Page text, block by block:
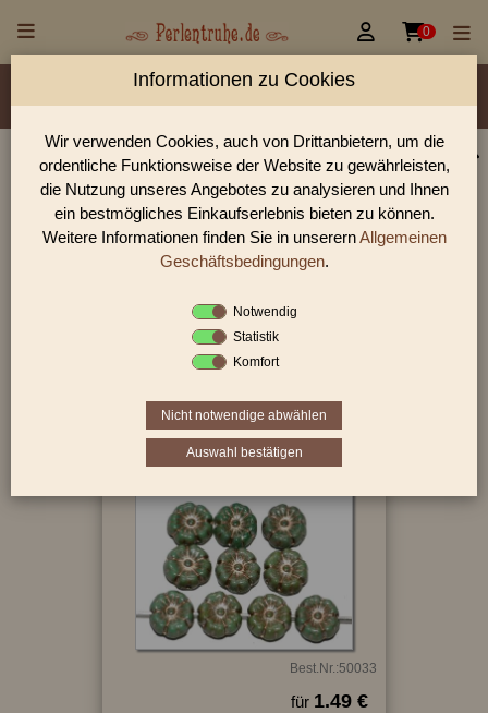
 0
Material/Glassorte Sorte/Form Farbe
Größen
Lochdurchmesser
Perlen Shop für gedrückte Perlen Blüten & Blätter
In unserem Perlen Shop finden sie zahlreich gedrückte Perlen
Blüten & Blätter und viele weiter Glasperlen.
Sie befinden sich in folgender Kategorie:
gedrückte Perlen|Blüten & Blätter
Best.Nr.:50033
für 1.49 €
Informationen zu Cookies
Wir verwenden Cookies, auch von Drittanbietern, um die
ordentliche Funktionsweise der Website zu gewährleisten,
die Nutzung unseres Angebotes zu analysieren und Ihnen
ein bestmögliches Einkaufserlebnis bieten zu können.
Weitere Informationen finden Sie in unserernAllgemeinen
Geschäftsbedingungen.
Notwendig
Statistik
Komfort
Nicht notwendige abwählen
Auswahl bestätigen